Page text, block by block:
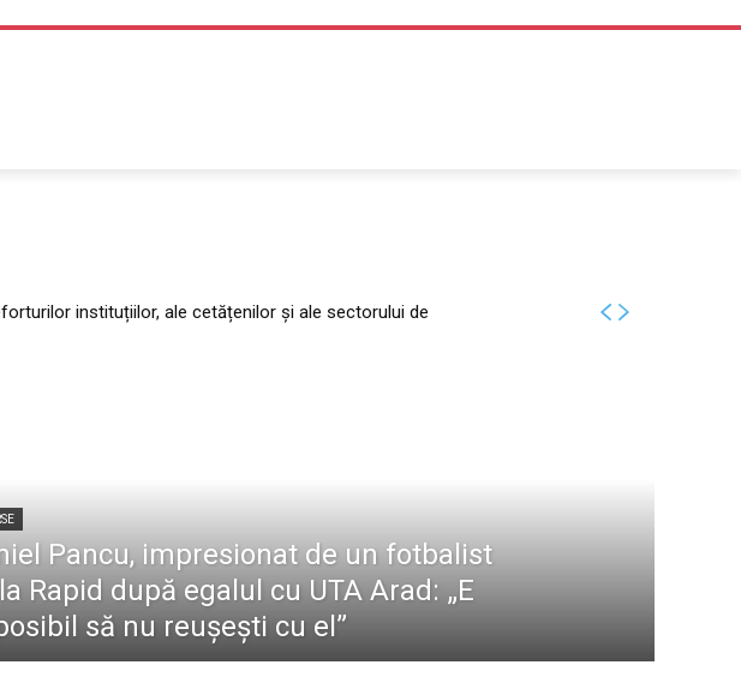
instituțiilor, ale cetățenilor și ale sectorului de
Pancu, impresionat de un fotbalist
Rapid după egalul cu UTA Arad: „E
să nu reușești cu el”